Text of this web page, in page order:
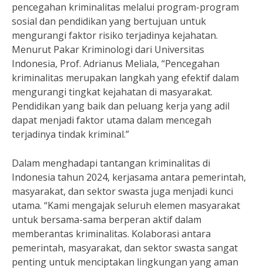
pencegahan kriminalitas melalui program-program
sosial dan pendidikan yang bertujuan untuk
mengurangi faktor risiko terjadinya kejahatan.
Menurut Pakar Kriminologi dari Universitas
Indonesia, Prof. Adrianus Meliala, “Pencegahan
kriminalitas merupakan langkah yang efektif dalam
mengurangi tingkat kejahatan di masyarakat.
Pendidikan yang baik dan peluang kerja yang adil
dapat menjadi faktor utama dalam mencegah
terjadinya tindak kriminal.”
Dalam menghadapi tantangan kriminalitas di
Indonesia tahun 2024, kerjasama antara pemerintah,
masyarakat, dan sektor swasta juga menjadi kunci
utama. “Kami mengajak seluruh elemen masyarakat
untuk bersama-sama berperan aktif dalam
memberantas kriminalitas. Kolaborasi antara
pemerintah, masyarakat, dan sektor swasta sangat
penting untuk menciptakan lingkungan yang aman